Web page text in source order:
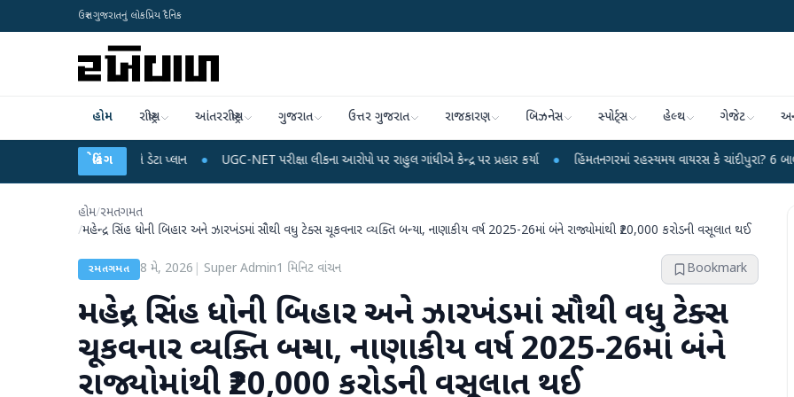
ઉત્તર ગુજરાતનું લોકપ્રિય દૈનિક
હોમ રાષ્ટ્રીય આંતરરાષ્ટ્રીય ગુજરાત ઉત્તર ગુજરાત રાજકારણ બિઝનેસ સ્પોર્ટ્સ હેલ્થ ગેજેટ
બ્રેકિંગ
રિચાર્જ અને ડેટા પ્લાન UGC-NET પરીક્ષા લીકના આરોપો પર રાહુલ ગાંધીએ કેન્દ્ર પર પ્રહાર કર્યા ● હિંમતનગરમાં રહસ્યમય વાયરસ કે ચાંદીપુરા? 6 બાળકોના મોતથી
હોમ/રમતગમત
/મહેન્દ્ર સિંહ ધોની બિહાર અને ઝારખંડમાં સૌથી વધુ ટેક્સ ચૂકવનાર વ્યક્તિ બન્યા, નાણાકીય વર્ષ 2025-26માં બંને રાજ્યોમાંથી ₹20,000 કરોડની વસૂલાત થઈ
રમતગમત 8 મે, 2026 Super Admin1 મિનિટ વાંચન Bookmark
મહેન્દ્ર સિંહ ધોની બિહાર અને ઝારખંડમાં સૌથી વધુ ટેક્સ
ચૂકવનાર વ્યક્તિ બન્યા, નાણાકીય વર્ષ 2025-26માં બંને
રાજ્યોમાંથી ₹20,000 કરોડની વસૂલાત થઈ